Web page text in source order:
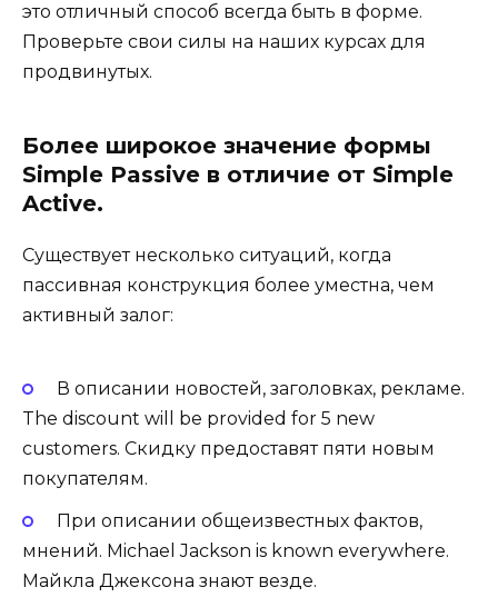
это отличный способ всегда быть в форме.
Проверьте свои силы на наших курсах для
продвинутых.
Более широкое значение формы
Simple Passive в отличие от Simple
Active.
Существует несколько ситуаций, когда
пассивная конструкция более уместна, чем
активный залог:
В описании новостей, заголовках, рекламе.
The discount will be provided for 5 new
customers. Скидку предоставят пяти новым
покупателям.
При описании общеизвестных фактов,
мнений. Michael Jackson is known everywhere.
Майкла Джексона знают везде.